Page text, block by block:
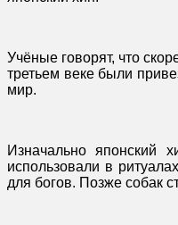
Учёные говорят, что
третьем веке были
мир.
Изначально японский
использовали в
для богов. Позже собак